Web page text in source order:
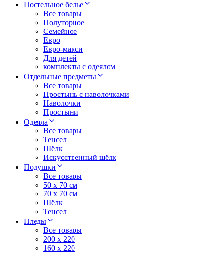
Постельное белье
Все товары
Полуторное
Семейное
Евро
Евро-макси
Для детей
комплекты с одеялом
Отдельные предметы
Все товары
Простынь с наволочками
Наволочки
Простыни
Одеяла
Все товары
Тенсел
Шёлк
Искусственный шёлк
Подушки
Все товары
50 x 70 см
70 x 70 см
Шёлк
Тенсел
Пледы
Все товары
200 х 220
160 х 220